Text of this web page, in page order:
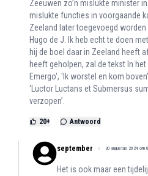
Zeeuwen zo’n mislukte minister
mislukte functies in voorgaande
Zeeland later toegevoegd
Hugo de J. Ik heb echt te doen
hij de boel daar in Zeeland heeft
heeft geholpen, zal de tekst In
Emergo', 'Ik worstel en kom
‘Luctor Luctans et Submersus
verzopen’.
20+ Antwoord
september 30 augustus 2024 om
Het is ook maar een